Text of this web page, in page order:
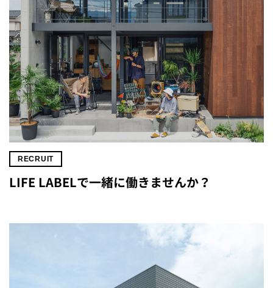
RECRUIT
LIFE LABELで一緒に働きませんか？